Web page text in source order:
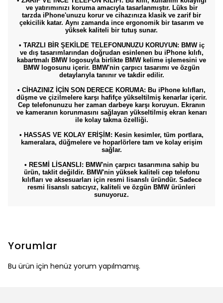
ve yatırımınızı koruma amacıyla tasarlanmıştır. Lüks bir
tarzda iPhone'unuzu korur ve cihazınıza klasik ve zarif bir
çekicilik katar. Aynı zamanda ince ergonomik bir tasarım ve
yüksek kaliteli bir tutuş sunar.
• TARZLI BİR ŞEKİLDE TELEFONUNUZU KORUYUN: BMW iç
ve dış tasarımlarından doğrudan esinlenen bu iPhone kılıfı,
kabartmalı BMW logosuyla birlikte BMW kelime işlemesini ve
BMW logosunu içerir. BMW'nin çarpıcı tasarımı ve özgün
detaylarıyla tanınır ve takdir edilir.
• CİHAZINIZ İÇİN SON DERECE KORUMA: Bu iPhone kılıfları,
düşme ve çizilmelere karşı hafifçe yükseltilmiş kenarlar içerir.
Cep telefonunuzu her zaman darbeye karşı koruyun. Ekranın
ve kameranın korunmasını sağlayan yükseltilmiş ekran kenarı
ile kolay takma özelliği.
• HASSAS VE KOLAY ERİŞİM: Kesin kesimler, tüm portlara,
kameralara, düğmelere ve hoparlörlere tam ve kolay erişim
sağlar.
• RESMİ LİSANSLI: BMW'nin çarpıcı tasarımına sahip bu
ürün, taklit değildir. BMW'nin yüksek kaliteli cep telefonu
kılıfları ve aksesuarları için resmi lisanslı üründür. Sadece
resmi lisanslı satıcıyız, kaliteli ve özgün BMW ürünleri
sunuyoruz.
Yorumlar
Bu ürün için henüz yorum yapılmamış.